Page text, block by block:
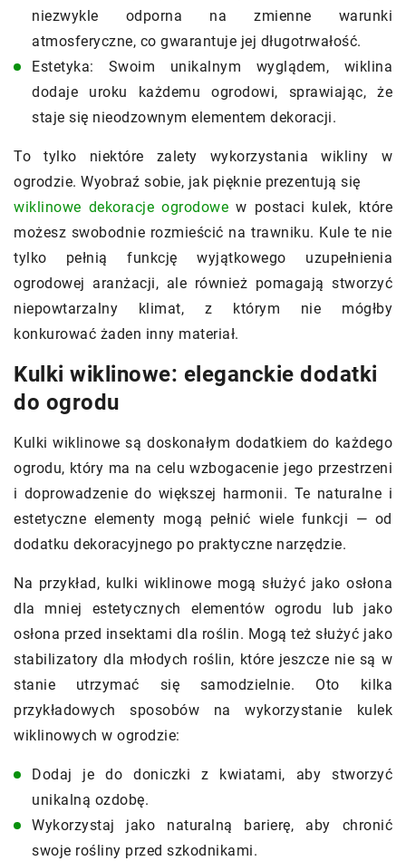
niezwykle odporna na zmienne warunki
atmosferyczne, co gwarantuje jej długotrwałość.
Estetyka: Swoim unikalnym wyglądem, wiklina
dodaje uroku każdemu ogrodowi, sprawiając, że
staje się nieodzownym elementem dekoracji.
To tylko niektóre zalety wykorzystania wikliny w
ogrodzie. Wyobraź sobie, jak pięknie prezentują się
wiklinowe dekoracje ogrodowe w postaci kulek, które
możesz swobodnie rozmieścić na trawniku. Kule te nie
tylko pełnią funkcję wyjątkowego uzupełnienia
ogrodowej aranżacji, ale również pomagają stworzyć
niepowtarzalny klimat, z którym nie mógłby
konkurować żaden inny materiał.
Kulki wiklinowe: eleganckie dodatki
do ogrodu
Kulki wiklinowe są doskonałym dodatkiem do każdego
ogrodu, który ma na celu wzbogacenie jego przestrzeni
i doprowadzenie do większej harmonii. Te naturalne i
estetyczne elementy mogą pełnić wiele funkcji — od
dodatku dekoracyjnego po praktyczne narzędzie.
Na przykład, kulki wiklinowe mogą służyć jako osłona
dla mniej estetycznych elementów ogrodu lub jako
osłona przed insektami dla roślin. Mogą też służyć jako
stabilizatory dla młodych roślin, które jeszcze nie są w
stanie utrzymać się samodzielnie. Oto kilka
przykładowych sposobów na wykorzystanie kulek
wiklinowych w ogrodzie:
Dodaj je do doniczki z kwiatami, aby stworzyć
unikalną ozdobę.
Wykorzystaj jako naturalną barierę, aby chronić
swoje rośliny przed szkodnikami.